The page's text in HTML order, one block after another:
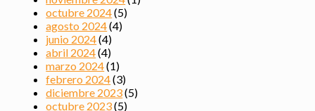
octubre 2024(5)
agosto 2024(4)
junio 2024(4)
abril 2024(4)
marzo 2024(1)
febrero 2024(3)
diciembre 2023(5)
octubre 2023(5)